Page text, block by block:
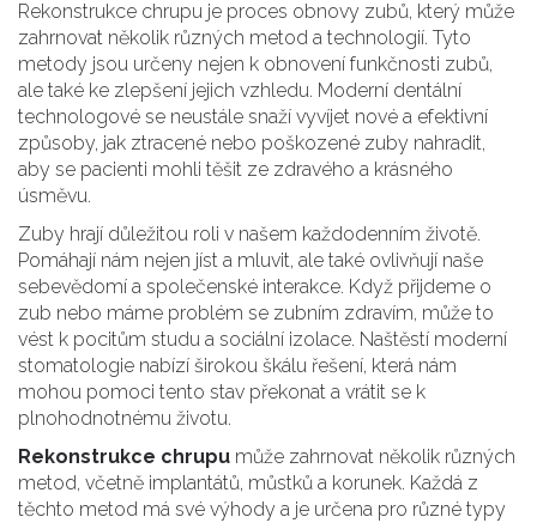
Rekonstrukce chrupu je proces obnovy zubů, který může
zahrnovat několik různých metod a technologií. Tyto
metody jsou určeny nejen k obnovení funkčnosti zubů,
ale také ke zlepšení jejich vzhledu. Moderní dentální
technologové se neustále snaží vyvíjet nové a efektivní
způsoby, jak ztracené nebo poškozené zuby nahradit,
aby se pacienti mohli těšit ze zdravého a krásného
úsměvu.
Zuby hrají důležitou roli v našem každodenním životě.
Pomáhají nám nejen jíst a mluvit, ale také ovlivňují naše
sebevědomí a společenské interakce. Když přijdeme o
zub nebo máme problém se zubním zdravím, může to
vést k pocitům studu a sociální izolace. Naštěstí moderní
stomatologie nabízí širokou škálu řešení, která nám
mohou pomoci tento stav překonat a vrátit se k
plnohodnotnému životu.
Rekonstrukce chrupu může zahrnovat několik různých
metod, včetně implantátů, můstků a korunek. Každá z
těchto metod má své výhody a je určena pro různé typy